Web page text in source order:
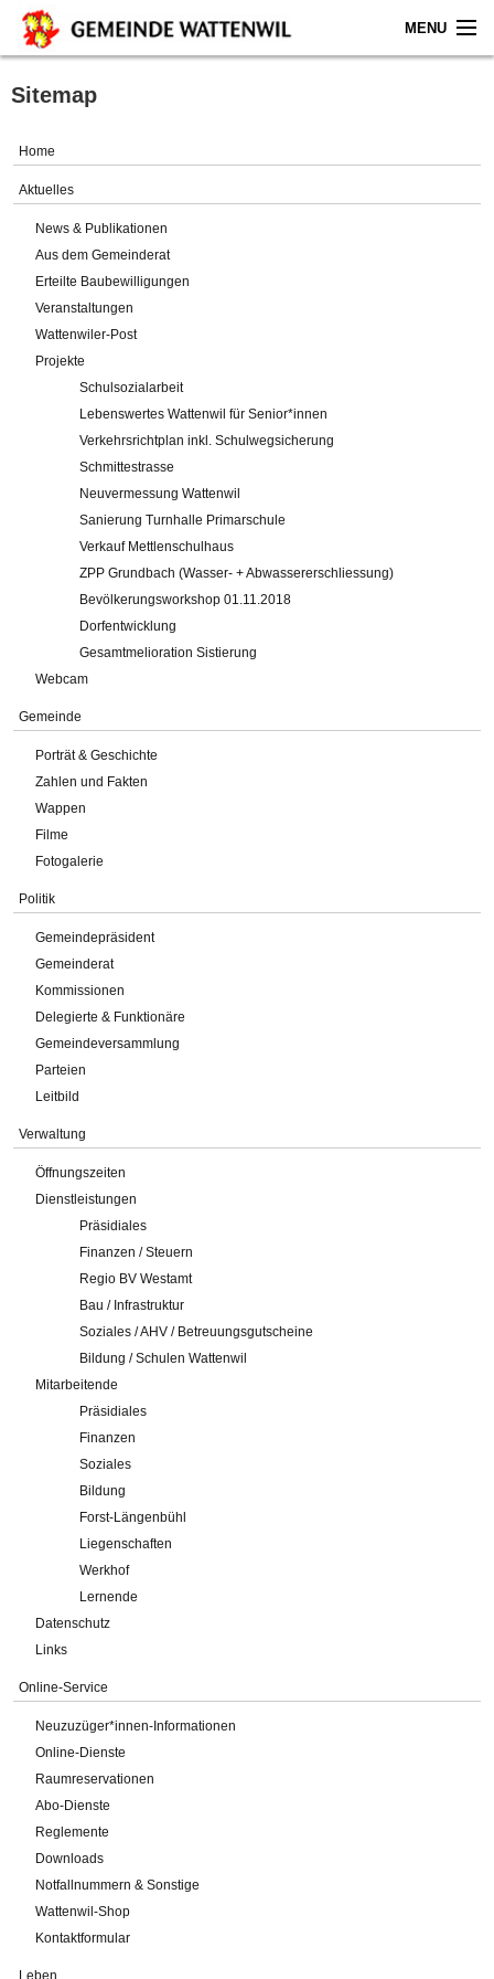
MENU
Home
Gemeinde
Verwaltung
Online-Service
Impressum
Sitemap
Home
Aktuelles
News & Publikationen
Aus dem Gemeinderat
Erteilte Baubewilligungen
Veranstaltungen
Wattenwiler-Post
Projekte
Schulsozialarbeit
Lebenswertes Wattenwil für Senior*innen
Verkehrsrichtplan inkl. Schulwegsicherung
Schmittestrasse
Neuvermessung Wattenwil
Sanierung Turnhalle Primarschule
Verkauf Mettlenschulhaus
ZPP Grundbach (Wasser- + Abwassererschliessung)
Bevölkerungsworkshop 01.11.2018
Dorfentwicklung
Gesamtmelioration Sistierung
Webcam
Gemeinde
Porträt & Geschichte
Zahlen und Fakten
Wappen
Filme
Fotogalerie
Politik
Gemeindepräsident
Gemeinderat
Kommissionen
Delegierte & Funktionäre
Gemeindeversammlung
Parteien
Leitbild
Verwaltung
Öffnungszeiten
Dienstleistungen
Präsidiales
Finanzen / Steuern
Regio BV Westamt
Bau / Infrastruktur
Soziales / AHV / Betreuungsgutscheine
Bildung / Schulen Wattenwil
Mitarbeitende
Präsidiales
Finanzen
Soziales
Bildung
Forst-Längenbühl
Liegenschaften
Werkhof
Lernende
Datenschutz
Links
Online-Service
Neuzuzüger*innen-Informationen
Online-Dienste
Raumreservationen
Abo-Dienste
Reglemente
Downloads
Notfallnummern & Sonstige
Wattenwil-Shop
Kontaktformular
Leben